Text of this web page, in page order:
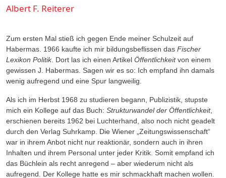
Albert F. Reiterer
Zum ersten Mal stieß ich gegen Ende meiner Schulzeit auf
Habermas. 1966 kaufte ich mir bil­dungsbeflissen das Fischer
Lexikon Politik. Dort las ich einen Artikel Öffentlichkeitvon einem
gewissen J. Habermas. Sagen wir es so: Ich empfand ihn damals
wenig aufregend und eine Spur langweilig.
Als ich im Herbst 1968 zu studieren begann, Publizistik, stupste
mich ein Kollege auf das Buch: Strukturwandel der Öffentlichkeit,
erschienen bereits 1962 bei Luchterhand, also noch nicht geadelt
durch den Verlag Suhrkamp. Die Wiener „Zeitungswissenschaft“
war in ihrem Anbot nicht nur reaktionär, sondern auch in ihren
Inhalten und ihrem Personal unter jeder Kritik. Somit empfand ich
das Büchlein als recht anregend – aber wiederum nicht als
aufregend. Der Kollege hatte es mir schmackhaft machen wollen.